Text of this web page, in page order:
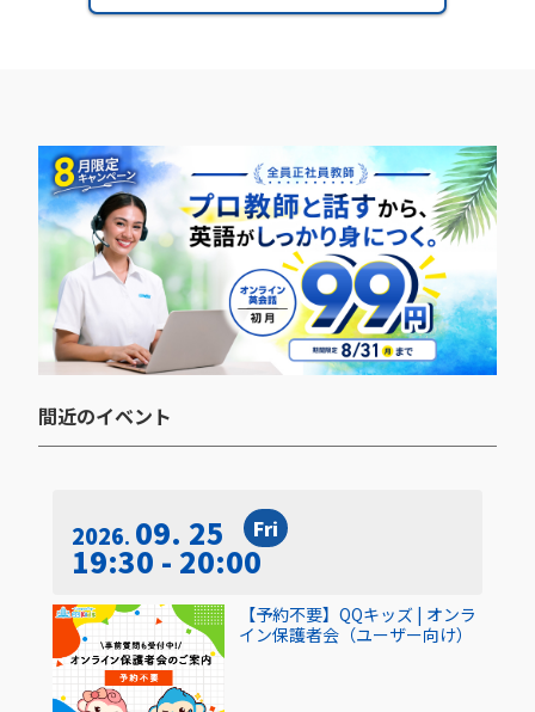
間近のイベント​
2026 09. 25 Fri
19:30 - 20:00
【予約不要】QQキッズ | オンラ
イン保護者会（ユーザー向け）